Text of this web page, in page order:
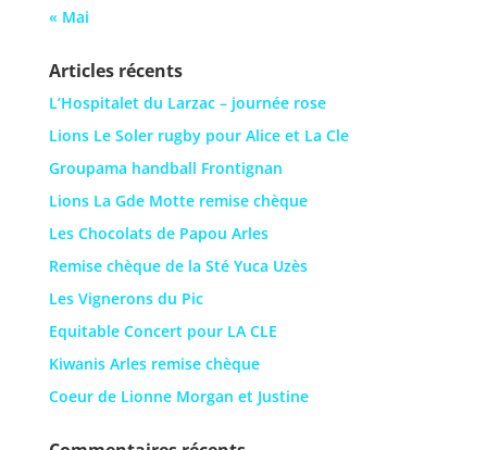
« Mai
Articles récents
L’Hospitalet du Larzac – journée rose
Lions Le Soler rugby pour Alice et La Cle
Groupama handball Frontignan
Lions La Gde Motte remise chèque
Les Chocolats de Papou Arles
Remise chèque de la Sté Yuca Uzès
Les Vignerons du Pic
Equitable Concert pour LA CLE
Kiwanis Arles remise chèque
Coeur de Lionne Morgan et Justine